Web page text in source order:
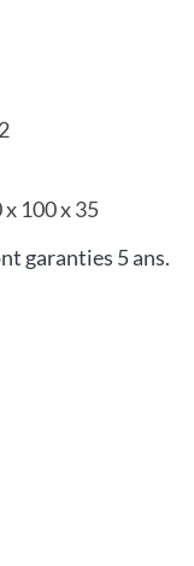
x 100 x 35
garanties 5 ans.